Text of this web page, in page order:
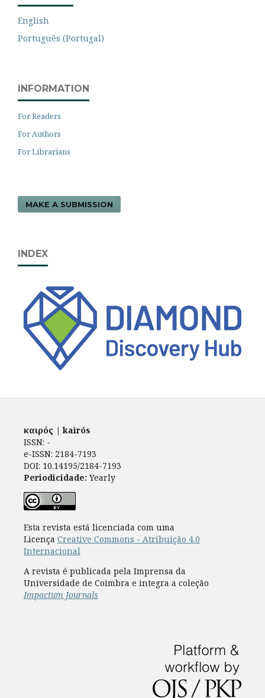
English
Português (Portugal)
INFORMATION
For Readers
For Authors
For Librarians
MAKE A SUBMISSION
INDEX
καιρός | kairós
ISSN: -
e-ISSN: 2184-7193
DOI: 10.14195/2184-7193
Periodicidade: Yearly
Esta revista está licenciada com uma
Licença Creative Commons - Atribuição 4.0
Internacional
A revista é publicada pela Imprensa da
Universidade de Coimbra e integra a coleção
Impactum Journals